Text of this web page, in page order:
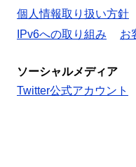
個人情報取り扱い方針
IPv6への取り組み
お
ソーシャルメディア
Twitter公式アカウント